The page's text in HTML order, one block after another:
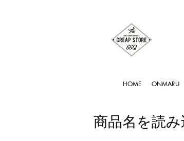
HOME ONMARU
商品名を読み